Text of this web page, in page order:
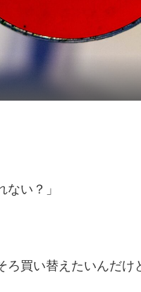
ない？」
ろ買い替えたいんだけ